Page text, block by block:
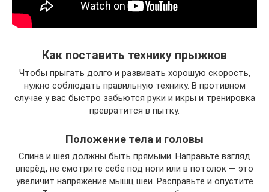
Как поставить технику прыжков
Чтобы прыгать долго и развивать хорошую скорость,
нужно соблюдать правильную технику. В противном
случае у вас быстро забьются руки и икры и тренировка
превратится в пытку.
Положение тела и головы
Спина и шея должны быть прямыми. Направьте взгляд
вперёд, не смотрите себе под ноги или в потолок — это
увеличит напряжение мышц шеи. Расправьте и опустите